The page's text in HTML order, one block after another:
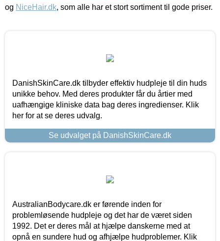
og NiceHair.dk, som alle har et stort sortiment til gode priser.
DanishSkinCare.dk tilbyder effektiv hudpleje til din huds
unikke behov. Med deres produkter får du årtier med
uafhængige kliniske data bag deres ingredienser. Klik
her for at se deres udvalg.
Se udvalget på DanishSkinCare.dk
AustralianBodycare.dk er førende inden for
problemløsende hudpleje og det har de været siden
1992. Det er deres mål at hjælpe danskerne med at
opnå en sundere hud og afhjælpe hudproblemer. Klik